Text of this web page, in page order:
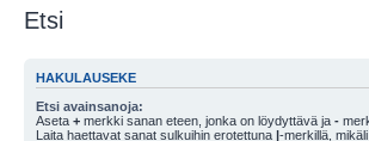
Etsi
HAKULAUSEKE
Etsi avainsanoja:
Aseta + merkki sanan eteen, jonka on löydyttävä ja -
Laita haettavat sanat sulkuihin erotettuna |-merkillä,